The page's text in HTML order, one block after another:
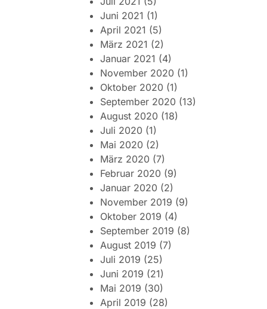
Juni 2021 (1)
April 2021 (5)
März 2021 (2)
Januar 2021 (4)
November 2020 (1)
Oktober 2020 (1)
September 2020 (13)
August 2020 (18)
Juli 2020 (1)
Mai 2020 (2)
März 2020 (7)
Februar 2020 (9)
Januar 2020 (2)
November 2019 (9)
Oktober 2019 (4)
September 2019 (8)
August 2019 (7)
Juli 2019 (25)
Juni 2019 (21)
Mai 2019 (30)
April 2019 (28)